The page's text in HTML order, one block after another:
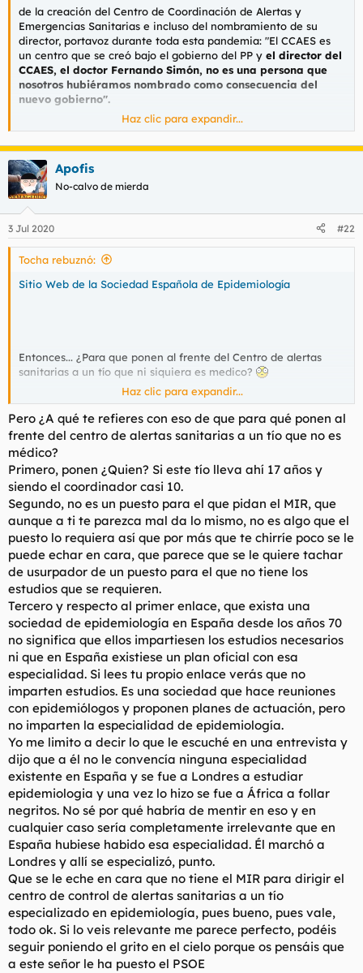
de la creación del Centro de Coordinación de Alertas y
Emergencias Sanitarias e incluso del nombramiento de su
director, portavoz durante toda esta pandemia: "El CCAES es
un centro que se creó bajo el gobierno del PP y el director del
CCAES, el doctor Fernando Simón, no es una persona que
nosotros hubiéramos nombrado como consecuencia del
nuevo gobierno".
"Había ya una estructura montada antes que nosotros
llegáramos", ha matizado. "Es verdad que un poco debilitada
como consecuencia de las restricciones y los ajustes
presupuestarios que se hicieron por parte de la anterior
administración".
Haz clic para expandir...
Apofis
No-calvo de mierda
3 Jul 2020 #22
Tocha rebuznó:
Sitio Web de la Sociedad Española de Epidemiología
Entonces... ¿Para que ponen al frente del Centro de alertas
sanitarias a un tío que ni siquiera es medico?
Pedro Sánchez: "Fernando Simón no es una persona que nosotros hubiéramos nombrado"
El presidente del Gobierno ha ofrecido su primera
entrevista a Antonio García Ferreras en La Sexta
utilidad del estado de alarma
www.elconfidencial.com
Haz clic para expandir...
Pero ¿A qué te refieres con eso de que para qué ponen al
frente del centro de alertas sanitarias a un tío que no es
médico?
Primero, ponen ¿Quien? Si este tío lleva ahí 17 años y
siendo el coordinador casi 10.
Segundo, no es un puesto para el que pidan el MIR, que
aunque a ti te parezca mal da lo mismo, no es algo que el
puesto lo requiera así que por más que te chirríe poco se le
puede echar en cara, que parece que se le quiere tachar
de usurpador de un puesto para el que no tiene los
estudios que se requieren.
Tercero y respecto al primer enlace, que exista una
sociedad de epidemiología en España desde los años 70
no significa que ellos impartiesen los estudios necesarios
ni que en España existiese un plan oficial con esa
especialidad. Si lees tu propio enlace verás que no
imparten estudios. Es una sociedad que hace reuniones
con epidemiólogos y proponen planes de actuación, pero
no imparten la especialidad de epidemiología.
Yo me limito a decir lo que le escuché en una entrevista y
dijo que a él no le convencía ninguna especialidad
existente en España y se fue a Londres a estudiar
epidemiologia y una vez lo hizo se fue a África a follar
negritos. No sé por qué habría de mentir en eso y en
cualquier caso sería completamente irrelevante que en
España hubiese habido esa especialidad. Él marchó a
Londres y allí se especializó, punto.
Que se le eche en cara que no tiene el MIR para dirigir el
centro de control de alertas sanitarias a un tío
especializado en epidemiología, pues bueno, pues vale,
todo ok. Si lo veis relevante me parece perfecto, podéis
seguir poniendo el grito en el cielo porque os pensáis que
a este señor le ha puesto el PSOE